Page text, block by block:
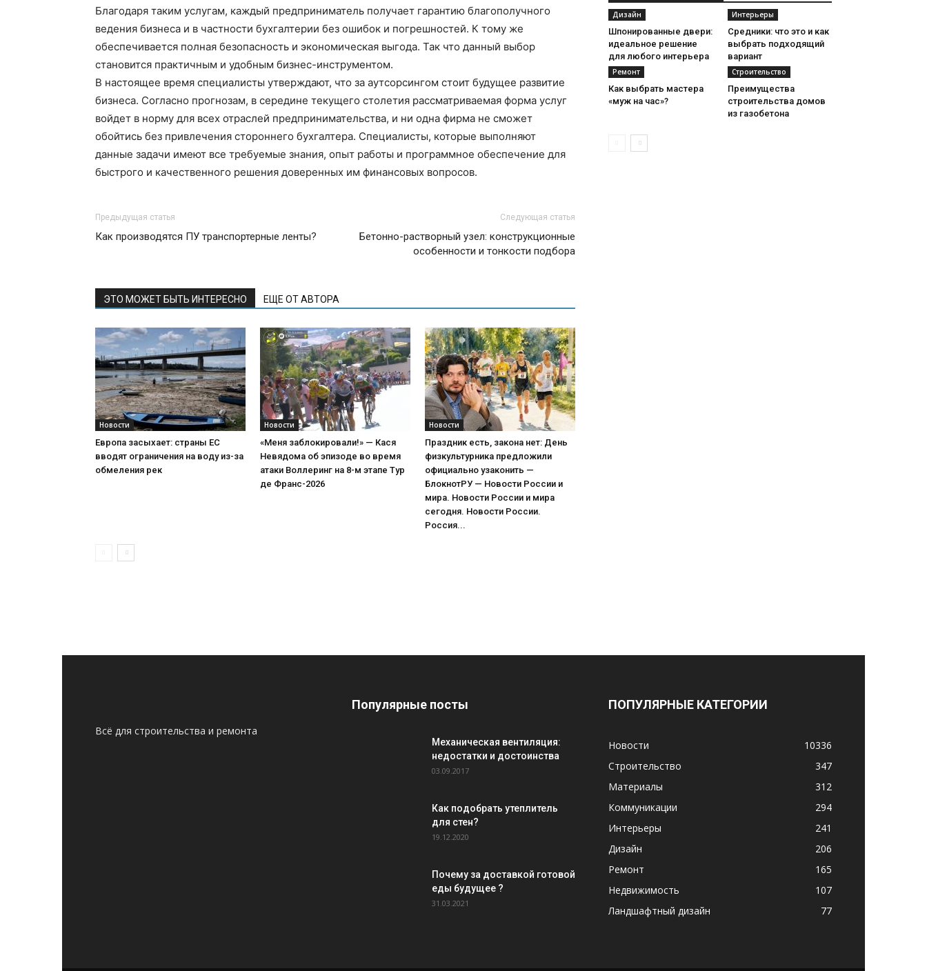
Благодаря таким услугам, каждый предприниматель получает гарантию благополучного
ведения бизнеса и в частности бухгалтерии без ошибок и погрешностей. К тому же
обеспечивается полная безопасность и экономическая выгода. Так что данный выбор
становится практичным и удобным бизнес-инструментом.
В настоящее время специалисты утверждают, что за аутсорсингом стоит будущее развитие
бизнеса. Согласно прогнозам, в середине текущего столетия рассматриваемая форма услуг
войдет в норму для всех отраслей предпринимательства, и ни одна фирма не сможет
обойтись без привлечения стороннего бухгалтера. Специалисты, которые выполняют
данные задачи имеют все требуемые знания, опыт работы и программное обеспечение для
быстрого и качественного решения доверенных им финансовых вопросов.
Предыдущая статья
Как производятся ПУ транспортерные ленты?
Следующая статья
Бетонно-растворный узел: конструкционные
особенности и тонкости подбора
ЭТО МОЖЕТ БЫТЬ ИНТЕРЕСНО ЕЩЕ ОТ АВТОРА
Новости
Европа засыхает: страны ЕС
вводят ограничения на воду из-за
обмеления рек
Новости
«Меня заблокировали!» — Кася
Невядома об эпизоде во время
атаки Воллеринг на 8-м этапе Тур
де Франс-2026
Новости
Праздник есть, закона нет: День
физкультурника предложили
официально узаконить —
БлокнотРУ — Новости России и
мира. Новости России и мира
сегодня. Новости России.
Россия...
Дизайн
Шпонированные двери:
идеальное решение
для любого интерьера
Интерьеры
Средники: что это и как
выбрать подходящий
вариант
Ремонт
Как выбрать мастера
«муж на час»?
Строительство
Преимущества
строительства домов
из газобетона
Всё для строительства и ремонта
Популярные посты
Механическая вентиляция:
недостатки и достоинства
03.09.2017
Как подобрать утеплитель
для стен?
19.12.2020
Почему за доставкой готовой
еды будущее ?
31.03.2021
ПОПУЛЯРНЫЕ КАТЕГОРИИ
Новости
10336
Строительство
347
Материалы
312
Коммуникации
294
Интерьеры
241
Дизайн
206
Ремонт
165
Недвижимость
107
Ландшафтный дизайн
77